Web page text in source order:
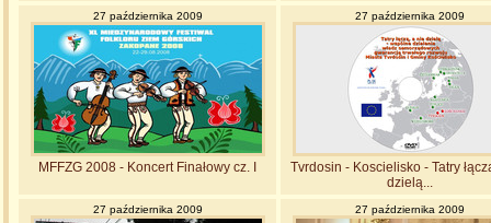
27 października 2009
MFFZG 2008 - Koncert Finałowy cz. I
27 października 2009
Tvrdosin - Koscielisko - Tatry
dzielą...
27 października 2009 27 października 2009